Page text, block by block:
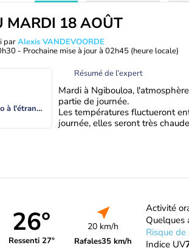
MARDI 18 AOÛT
parAlexis VANDEVOORDE
- Prochaine mise à jour à 02h45 (heure locale)
Actualités Météo à l'étranger
Résumé de l’expert
Mardi à Ngibouloa,
partie de journée.
Les températures fluctueront
journée, elles seront très
26°
Ressenti 27°
20 km/h
Rafales35 km/h
Activité
Quelques
Risque de
Indice UV